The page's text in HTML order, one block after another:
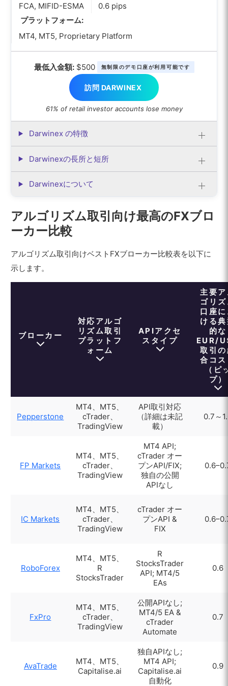
FCA, MIFID-ESMA
0.6 pips
プラットフォーム:
MT4, MT5, Proprietary Platform
最低入金額:$500 無制限のデモ口座が利用可能です
訪問 DARWINEX
61% of retail investor accounts lose money
Darwinex の特徴
Darwinexの長所と短所
Darwinexについて
アルゴリズム取引向け最高のFXブロ
ーカー比較
アルゴリズム取引向けベストFXブローカー比較表を以下に
示します。
ブローカー
対応アルゴ
リズム取引
プラットフ
ォーム
APIアクセ
スタイプ
主要
ゴリ
口座
ける
的な
EUR/
取引
合コ
（ピ
プ）
Pepperstone
MT4、MT5、
cTrader、
TradingView
API取引対応
（詳細は未記
載）
0.7～
FP Markets
MT4、MT5、
cTrader、
TradingView
MT4 API;
cTrader オー
プンAPI/FIX;
独自の公開
APIなし
IC Markets
MT4、MT5、
cTrader、
TradingView
cTrader オー
プンAPI &
FIX
RoboForex
MT4、MT5、
R
StocksTrader
R
StocksTrader
API; MT4/5
EAs
0.6
FxPro
MT4、MT5、
cTrader、
TradingView
公開APIなし;
MT4/5 EA &
cTrader
Automate
0.7
AvaTrade
MT4、MT5、
Capitalise.ai
独自APIなし;
MT4 API;
Capitalise.ai
自動化
0.9